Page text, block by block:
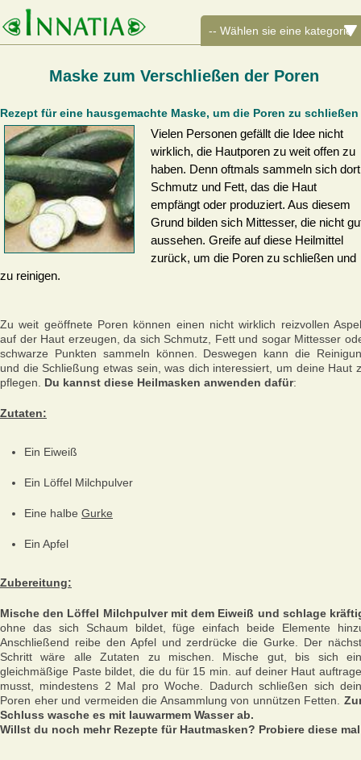
Maske zum Verschließen der Poren
Rezept für eine hausgemachte Maske, um die Poren zu schließen
Vielen Personen gefällt die Idee nicht
wirklich, die Hautporen zu weit offen zu
haben. Denn oftmals sammeln sich dort
Schmutz und Fett, das die Haut
empfängt oder produziert. Aus diesem
Grund bilden sich Mittesser, die nicht
aussehen. Greife auf diese Heilmittel
zurück, um die Poren zu schließen und
zu reinigen.
Zu weit geöffnete Poren können einen nicht wirklich reizvollen
auf der Haut erzeugen, da sich Schmutz, Fett und sogar Mittesser
schwarze Punkten sammeln können. Deswegen kann die
und die Schließung etwas sein, was dich interessiert, um deine Haut
pflegen. Du kannst diese Heilmasken anwenden dafür:
Zutaten:
Ein Eiweiß
Ein Löffel Milchpulver
Eine halbe Gurke
Ein Apfel
Zubereitung:
Mische den Löffel Milchpulver mit dem Eiweiß und schlage
ohne das sich Schaum bildet, füge einfach beide Elemente
Anschließend reibe den Apfel und zerdrücke die Gurke. Der
Schritt wäre alle Zutaten zu mischen. Mische gut, bis sich
gleichmäßige Paste bildet, die du für 15 min. auf deiner Haut
musst, mindestens 2 Mal pro Woche. Dadurch schließen sich
Poren eher und vermeiden die Ansammlung von unnützen Fetten.
Schluss wasche es mit lauwarmem Wasser ab.
Willst du noch mehr Rezepte für Hautmasken? Probiere diese